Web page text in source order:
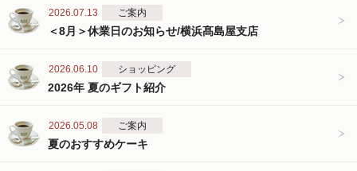
2026.07.13 ご案内
＜8月＞休業日のお知らせ/横浜髙島屋支店
2026.06.10 ショッピング
2026年 夏のギフト紹介
2026.05.08 ご案内
夏のおすすめケーキ